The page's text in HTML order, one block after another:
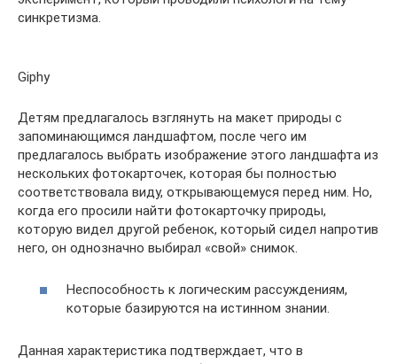
синкретизма.
Giphy
Детям предлагалось взглянуть на макет природы с
запоминающимся ландшафтом, после чего им
предлагалось выбрать изображение этого ландшафта из
нескольких фотокарточек, которая бы полностью
соответствовала виду, открывающемуся перед ним. Но,
когда его просили найти фотокарточку природы,
которую видел другой ребенок, который сидел напротив
него, он однозначно выбирал «свой» снимок.
Неспособность к логическим рассуждениям,
которые базируются на истинном знании.
Данная характеристика подтверждает, что в